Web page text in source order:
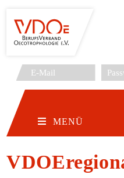
Inhalt
springen
MENÜ